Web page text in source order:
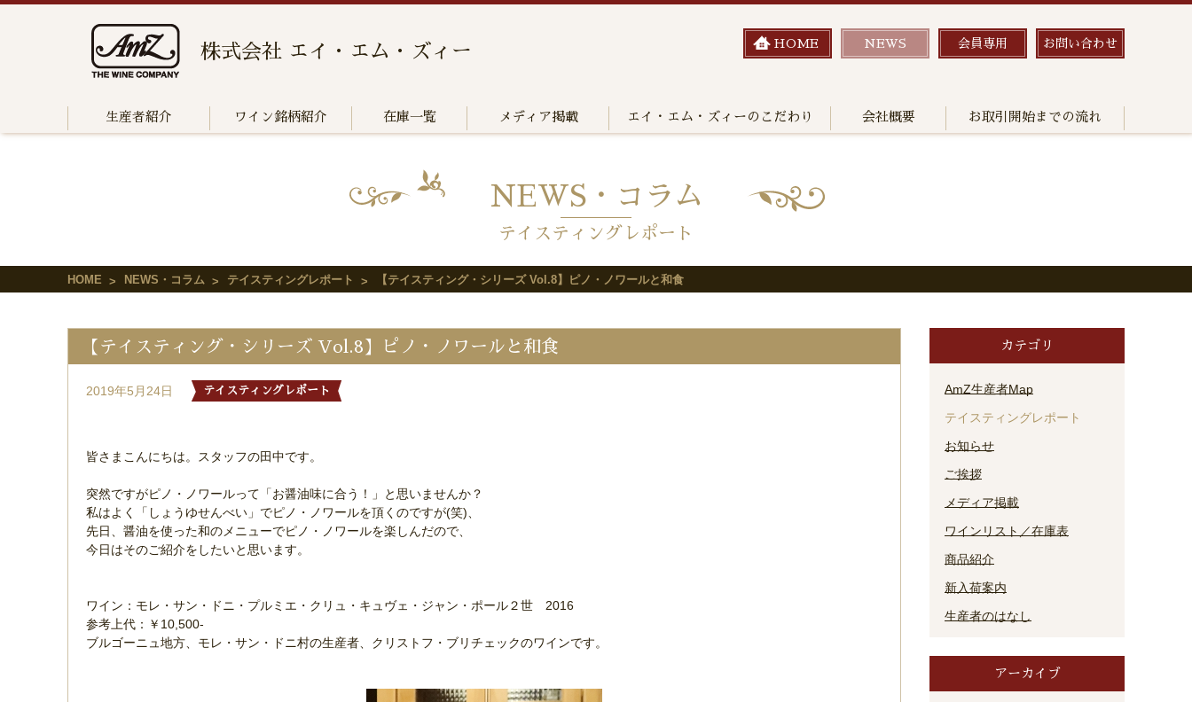
株式会社 エイ・エム・ズィー HOME NEWS 会員専用 お問い合わせ
生産者紹介 ワイン銘柄紹介 在庫一覧 メディア掲載 エイ・エム・ズィーのこだわり 会社概要 お取引開始までの流れ
NEWS・コラム
テイスティングレポート
HOME NEWS・コラム テイスティングレポート 【テイスティング・シリーズ Vol.8】ピノ・ノワールと和食
【テイスティング・シリーズ Vol.8】ピノ・ノワールと和食
2019年5月24日 テイスティングレポート
皆さまこんにちは。スタッフの田中です。
突然ですがピノ・ノワールって「お醤油味に合う！」と思いませんか？
私はよく「しょうゆせんべい」でピノ・ノワールを頂くのですが(笑)、
先日、醤油を使った和のメニューでピノ・ノワールを楽しんだので、
今日はそのご紹介をしたいと思います。
ワイン：モレ・サン・ドニ・プルミエ・クリュ・キュヴェ・ジャン・ポール２世 2016
参考上代：￥10,500-
ブルゴーニュ地方、モレ・サン・ドニ村の生産者、クリストフ・ブリチェックのワインです。
カテゴリ
AmZ生産者Map
テイスティングレポート
お知らせ
ご挨拶
メディア掲載
ワインリスト／在庫表
商品紹介
新入荷案内
生産者のはなし
アーカイブ